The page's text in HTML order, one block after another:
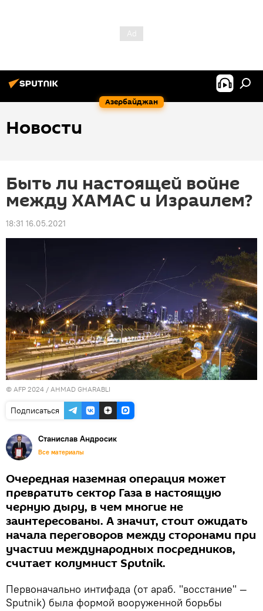
Азербайджан
Новости
Быть ли настоящей войне
между ХАМАС и Израилем?
18:31 16.05.2021
© AFP 2024 / AHMAD GHARABLI
Подписаться
Станислав Андросик
Все материалы
Очередная наземная операция может
превратить сектор Газа в настоящую
черную дыру, в чем многие не
заинтересованы. А значит, стоит ожидать
начала переговоров между сторонами при
участии международных посредников,
считает колумнист Sputnik.
Первоначально интифада (от араб. "восстание" —
Sputnik) была формой вооруженной борьбы